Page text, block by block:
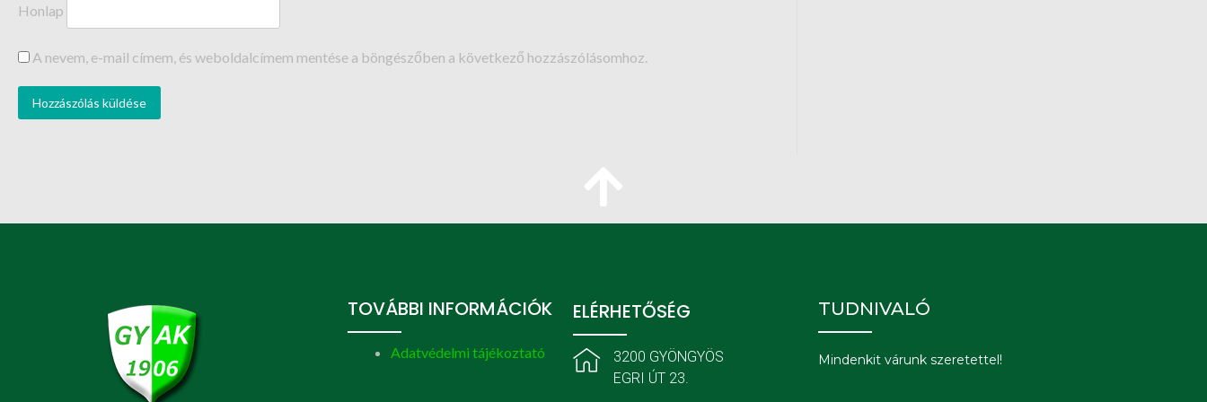
Honlap
A nevem, e-mail címem, és weboldalcímem mentése a böngészőben a következő hozzászólásomhoz.
TOVÁBBI INFORMÁCIÓK
Adatvédelmi tájékoztató
ELÉRHETŐSÉG
3200 GYÖNGYÖS
EGRI ÚT 23.
TUDNIVALÓ
Mindenkit várunk szeretettel!